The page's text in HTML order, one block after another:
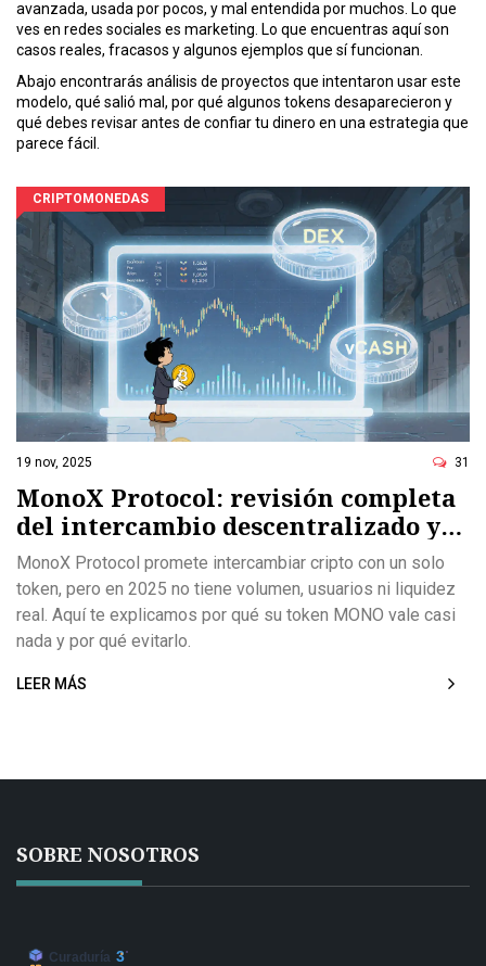
avanzada, usada por pocos, y mal entendida por muchos. Lo que
ves en redes sociales es marketing. Lo que encuentras aquí son
casos reales, fracasos y algunos ejemplos que sí funcionan.
Abajo encontrarás análisis de proyectos que intentaron usar este
modelo, qué salió mal, por qué algunos tokens desaparecieron y
qué debes revisar antes de confiar tu dinero en una estrategia que
parece fácil.
CRIPTOMONEDAS
19 nov, 2025 31
MonoX Protocol: revisión completa
del intercambio descentralizado y
su token MONO
MonoX Protocol promete intercambiar cripto con un solo
token, pero en 2025 no tiene volumen, usuarios ni liquidez
real. Aquí te explicamos por qué su token MONO vale casi
nada y por qué evitarlo.
LEER MÁS
SOBRE NOSOTROS